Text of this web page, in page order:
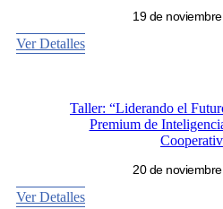
19 de
Ver Detalles
Taller: “Liderando el
Premium de
20 de
Ver Detalles